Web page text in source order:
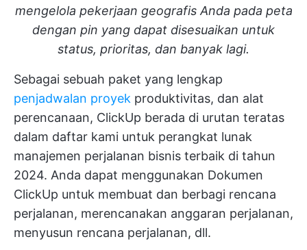
mengelola pekerjaan geografis Anda pada peta
dengan pin yang dapat disesuaikan untuk
status, prioritas, dan banyak lagi.
Sebagai sebuah paket yang lengkap
penjadwalan proyek produktivitas, dan alat
perencanaan, ClickUp berada di urutan teratas
dalam daftar kami untuk perangkat lunak
manajemen perjalanan bisnis terbaik di tahun
2024. Anda dapat menggunakan Dokumen
ClickUp untuk membuat dan berbagi rencana
perjalanan, merencanakan anggaran perjalanan,
menyusun rencana perjalanan, dll.